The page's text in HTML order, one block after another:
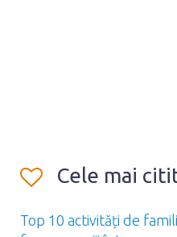
Cele mai
Top 10 activități de